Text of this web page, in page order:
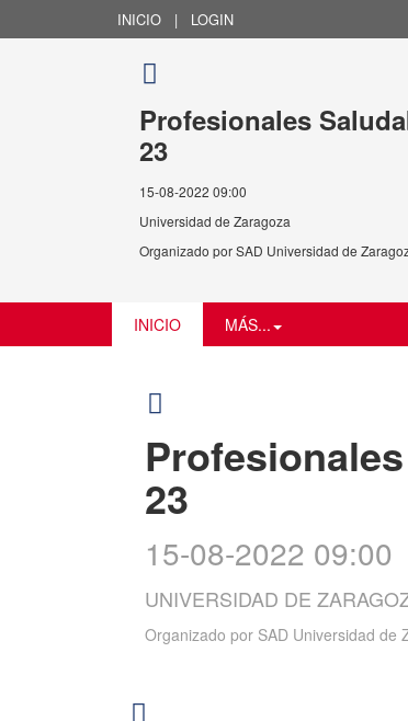
INICIO | LOGIN
Profesionales
23
15-08-2022 09:00
Universidad de Zaragoza
Organizado porSAD Universidad de
INICIO MÁS...
23
15-08-2022 09:00
UNIVERSIDAD DE
Organizado por SAD Universidad de